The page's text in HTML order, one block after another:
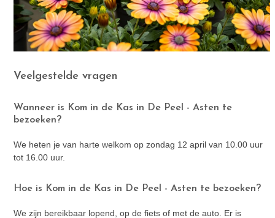
Veelgestelde vragen
Wanneer is Kom in de Kas in De Peel - Asten te
bezoeken?
We heten je van harte welkom op zondag 12 april van 10.00 uur
tot 16.00 uur.
Hoe is Kom in de Kas in De Peel - Asten te bezoeken?
We zijn bereikbaar lopend, op de fiets of met de auto. Er is